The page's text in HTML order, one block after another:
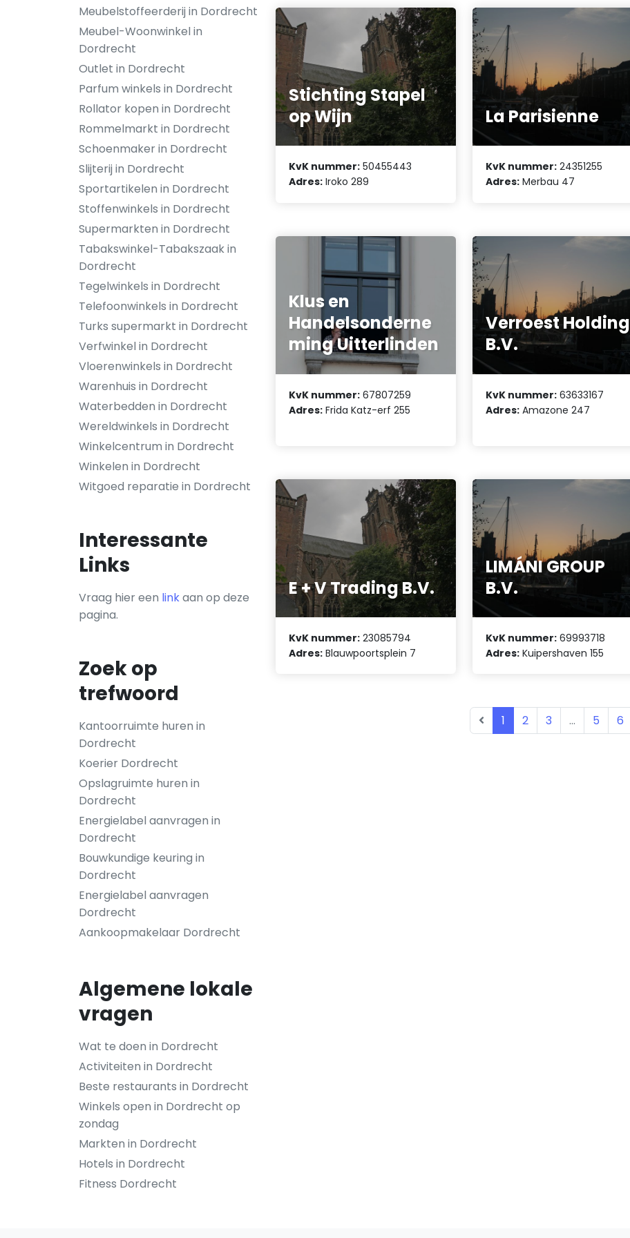
Meubelstoffeerderij in Dordrecht
Meubel-Woonwinkel in
Dordrecht
Outlet in Dordrecht
Parfum winkels in Dordrecht
Rollator kopen in Dordrecht
Rommelmarkt in Dordrecht
Schoenmaker in Dordrecht
Slijterij in Dordrecht
Sportartikelen in Dordrecht
Stoffenwinkels in Dordrecht
Supermarkten in Dordrecht
Tabakswinkel-Tabakszaak in
Dordrecht
Tegelwinkels in Dordrecht
Telefoonwinkels in Dordrecht
Turks supermarkt in Dordrecht
Verfwinkel in Dordrecht
Vloerenwinkels in Dordrecht
Warenhuis in Dordrecht
Waterbedden in Dordrecht
Wereldwinkels in Dordrecht
Winkelcentrum in Dordrecht
Winkelen in Dordrecht
Witgoed reparatie in Dordrecht
Interessante
Links
Vraag hier een linkaan op deze
pagina.
Zoek op
trefwoord
Kantoorruimte huren in
Dordrecht
Koerier Dordrecht
Opslagruimte huren in
Dordrecht
Energielabel aanvragen in
Dordrecht
Bouwkundige keuring in
Dordrecht
Energielabel aanvragen
Dordrecht
Aankoopmakelaar Dordrecht
Algemene lokale
vragen
Wat te doen in Dordrecht
Activiteiten in Dordrecht
Beste restaurants in Dordrecht
Winkels open in Dordrecht op
zondag
Markten in Dordrecht
Hotels in Dordrecht
Fitness Dordrecht
Stichting Stapel
op Wijn
KvK nummer: 50455443
Adres: Iroko 289
La Parisienne
KvK nummer: 24351255
Adres: Merbau 47
Klus en
Handelsonderne
ming Uitterlinden
KvK nummer: 67807259
Adres: Frida Katz-erf 255
Verroest Holding
B.V.
KvK nummer: 63633167
Adres: Amazone 247
E + V Trading B.V.
KvK nummer: 23085794
Adres: Blauwpoortsplein 7
LIMÁNI GROUP
B.V.
KvK nummer: 69993718
Adres: Kuipershaven 155
1 2 3 ... 5 6